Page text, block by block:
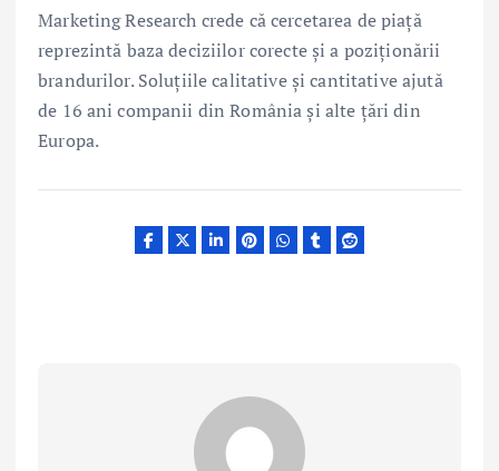
Marketing Research crede că cercetarea de piață
reprezintă baza deciziilor corecte și a poziționării
brandurilor. Soluțiile calitative și cantitative ajută
de 16 ani companii din România și alte țări din
Europa.